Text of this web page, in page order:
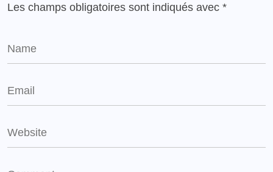
Les champs obligatoires sont indiqués avec *